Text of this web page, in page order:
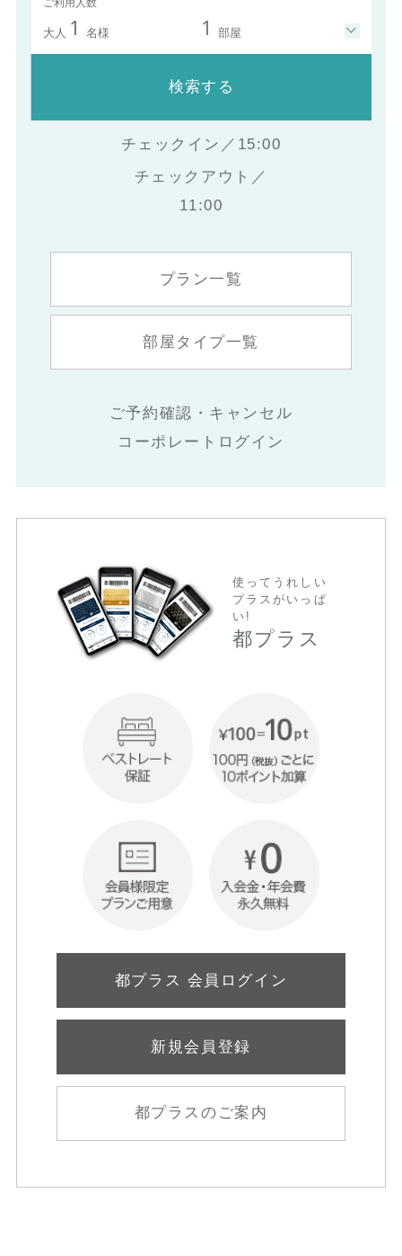
大人 1 名様 1 部屋
検索する
チェックイン／15:00
チェックアウト／
11:00
プラン一覧
部屋タイプ一覧
ご予約確認・キャンセル
コーポレートログイン
使ってうれしい
プラスがいっぱ
い!
都プラス
都プラス 会員ログイン
新規会員登録
都プラスのご案内